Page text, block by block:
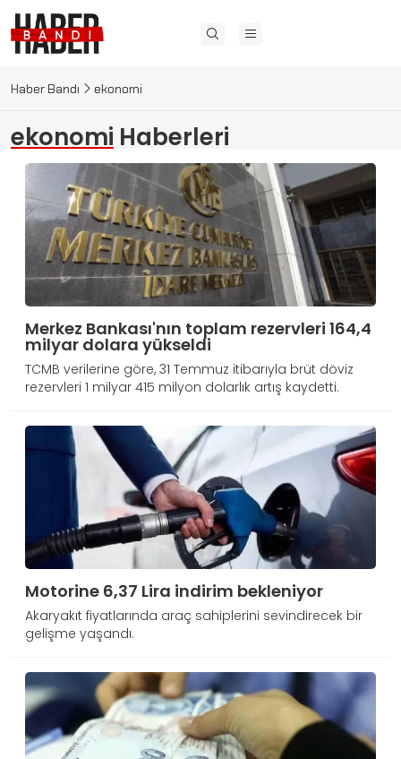
Haber Bandı ekonomi
ekonomi Haberleri
Merkez Bankası'nın toplam rezervleri 164,4
milyar dolara yükseldi
TCMB verilerine göre, 31 Temmuz itibarıyla brüt döviz
rezervleri 1 milyar 415 milyon dolarlık artış kaydetti.
Motorine 6,37 Lira indirim bekleniyor
Akaryakıt fiyatlarında araç sahiplerini sevindirecek bir
gelişme yaşandı.